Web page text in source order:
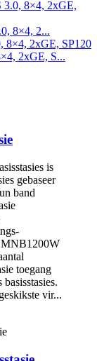
8×4, 2...
2xGE, S...
is
gebaseer
band
MNB1200W
toegang
vir...